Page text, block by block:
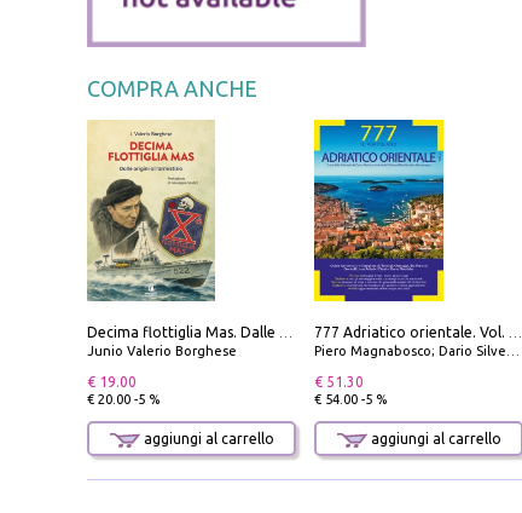
COMPRA ANCHE
Decima flottiglia Mas. Dalle origini all'armistizio
Junio Valerio Borghese
€ 19.00
€ 20.00 -5 %
aggiungi al carrello
777 Adriatico orientale. Vol. 2: Costa della Dalmazia da Zara a Molunat, Isole della Dalmazia Meridionale e Montenegro
Piero Magnabosco; Dario Silvestro; Marco Sbrizzi
€ 51.30
€ 54.00 -5 %
aggiungi al carrello